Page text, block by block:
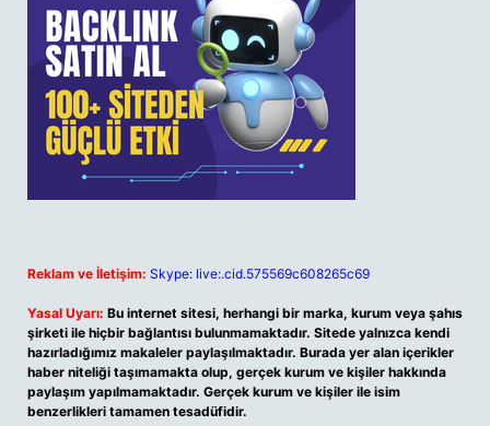
Reklam ve İletişim: Skype: live:.cid.575569c608265c69
Yasal Uyarı: Bu internet sitesi, herhangi bir marka, kurum veya şahıs
şirketi ile hiçbir bağlantısı bulunmamaktadır. Sitede yalnızca kendi
hazırladığımız makaleler paylaşılmaktadır. Burada yer alan içerikler
haber niteliği taşımamakta olup, gerçek kurum ve kişiler hakkında
paylaşım yapılmamaktadır. Gerçek kurum ve kişiler ile isim
benzerlikleri tamamen tesadüfidir.